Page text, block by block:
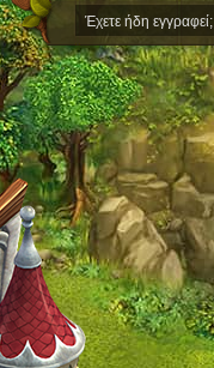
Έχετε ήδη εγγραφεί;